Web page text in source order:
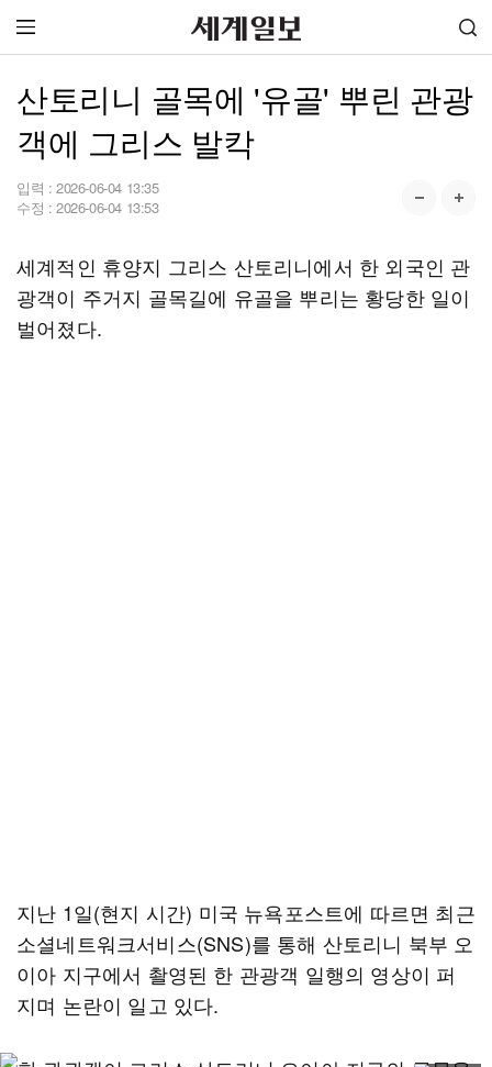
산토리니 골목에 '유골' 뿌린 관광
객에 그리스 발칵
입력 : 2026-06-04 13:35
수정 : 2026-06-04 13:53
세계적인 휴양지 그리스 산토리니에서 한 외국인 관
광객이 주거지 골목길에 유골을 뿌리는 황당한 일이
벌어졌다.
지난 1일(현지 시간) 미국 뉴욕포스트에 따르면 최근
소셜네트워크서비스(SNS)를 통해 산토리니 북부 오
이아 지구에서 촬영된 한 관광객 일행의 영상이 퍼
지며 논란이 일고 있다.